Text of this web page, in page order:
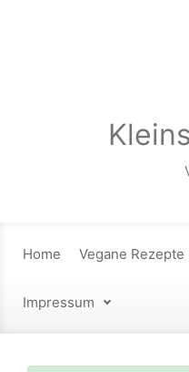
Home Vegane Rezepte
Impressum